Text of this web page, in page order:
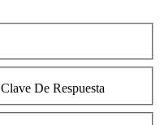
Clave De Respuesta